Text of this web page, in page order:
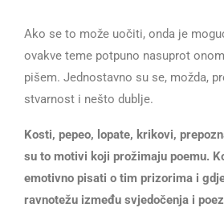
Ako se to može uočiti, onda je
ovakve teme potpuno nasuprot
pišem. Jednostavno su se, možda,
stvarnost i nešto dublje.
Kosti, pepeo, lopate, krikovi,
su to motivi koji prožimaju poemu.
emotivno pisati o tim prizorima i
ravnotežu između svjedočenja i